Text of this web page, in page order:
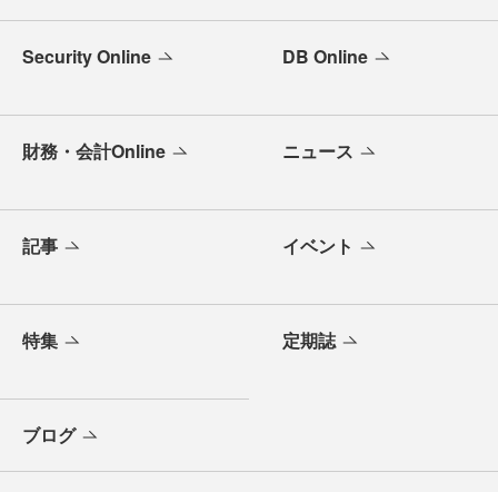
Security Online DB Online
財務・会計Online ニュース
記事 イベント
特集 定期誌
ブログ